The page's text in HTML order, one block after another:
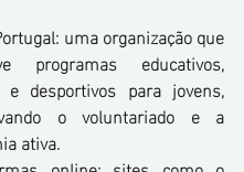
uma organização que
programas educativos,
e desportivos para jovens,
o voluntariado e a
ativa.